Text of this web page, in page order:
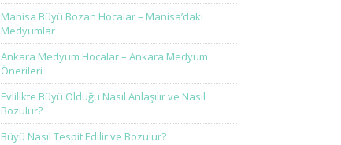
Manisa Büyü Bozan Hocalar – Manisa’daki
Medyumlar
Ankara Medyum Hocalar – Ankara Medyum
Önerileri
Evlilikte Büyü Olduğu Nasıl Anlaşılır ve Nasıl
Bozulur?
Büyü Nasıl Tespit Edilir ve Bozulur?